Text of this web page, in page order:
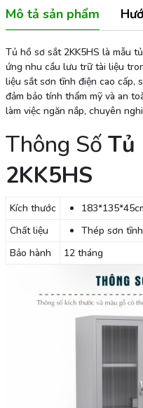
Mô tả sản phẩm
Tủ hồ sơ sắt 2KK5HS là mẫu
ứng nhu cầu lưu trữ tài liệu
liệu sắt sơn tĩnh điện cao cấp,
đảm bảo tính thẩm mỹ và an
làm việc ngăn nắp, chuyên
Thông Số Tủ
2KK5HS
Kích thước
Chất liệu
Thép sơn
Bảo hành
12 tháng